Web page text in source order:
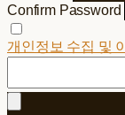
Confirm Password
개인정보 수집 및